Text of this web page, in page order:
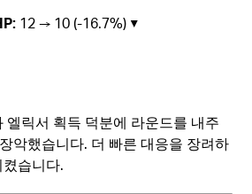
12 → 10 (-16.7%) ▼
엘릭서 획득 덕분에 라운드를 내주
악했습니다. 더 빠른 대응을 장려하
습니다.